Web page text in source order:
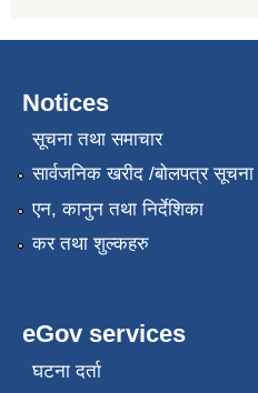
Notices
सूचना तथा समाचार
सार्वजनिक खरीद /बोलपत्र सूचना
एन, कानुन तथा निर्देशिका
कर तथा शुल्कहरु
eGov services
घटना दर्ता